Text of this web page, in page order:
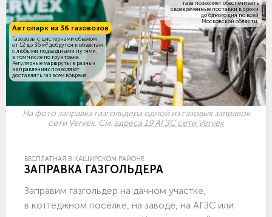
газа позволяет обеспечивать
своевременные поставки в сроки
до одного дня по всей
Московской области.
Автопарк из 36 газовозов
Газовозы с цистернами объемом
от 12 до 36 м3 добрутся к объектам
c любыми подъездными путями,
в том числе по грунтовке.
Регулярные маршруты в разных
направлениях позволяют
доставлять газ всем вовремя.
На фото заправка газгольдера одной из газовых заправок
сети Vervex. См. адреса 19 АГЗС сети Vervex
БЕСПЛАТНАЯ В КАШИРСКОМ РАЙОНЕ
ЗАПРАВКА ГАЗГОЛЬДЕРА
Заправим газгольдер на дачном участке,
в коттеджном посёлке, на заводе, на АГЗС или